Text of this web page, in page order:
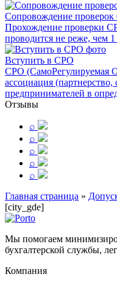
Сопровождение
Прохождение проверки
проводится не реже, чем 1
Вступить в СРО
СРО (СамоРегулируемая
ассоциация
предпринимателей в
Отзывы
⌕
⌕
⌕
⌕
⌕
Главная страница »
[city_gde]
Мы помогаем
бухгалтерской службы,
Компания